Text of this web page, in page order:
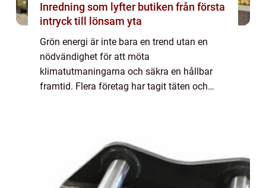
Inredning som lyfter butiken från första
intryck till lönsam yta
Grön energi är inte bara en trend utan en
nödvändighet för att möta
klimatutmaningarna och säkra en hållbar
framtid. Flera företag har tagit täten och